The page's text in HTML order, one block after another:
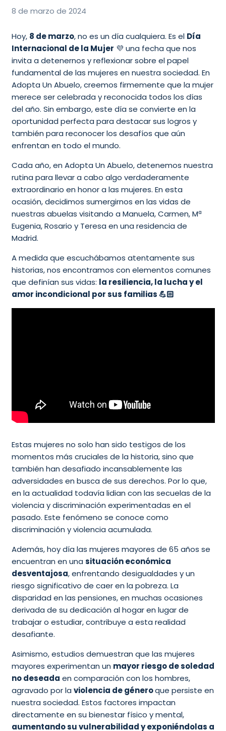
8 de marzo de 2024
Hoy, 8 de marzo, no es un día cualquiera. Es el Día
Internacional de la Mujer 💜 una fecha que nos
invita a detenernos y reflexionar sobre el papel
fundamental de las mujeres en nuestra sociedad. En
Adopta Un Abuelo, creemos firmemente que la mujer
merece ser celebrada y reconocida todos los días
del año. Sin embargo, este día se convierte en la
oportunidad perfecta para destacar sus logros y
también para reconocer los desafíos que aún
enfrentan en todo el mundo.
Cada año, en Adopta Un Abuelo, detenemos nuestra
rutina para llevar a cabo algo verdaderamente
extraordinario en honor a las mujeres. En esta
ocasión, decidimos sumergirnos en las vidas de
nuestras abuelas visitando a Manuela, Carmen, Mª
Eugenia, Rosario y Teresa en una residencia de
Madrid.
A medida que escuchábamos atentamente sus
historias, nos encontramos con elementos comunes
que definían sus vidas: la resiliencia, la lucha y el
amor incondicional por sus familias 💪🏻
Estas mujeres no solo han sido testigos de los
momentos más cruciales de la historia, sino que
también han desafiado incansablemente las
adversidades en busca de sus derechos. Por lo que,
en la actualidad todavía lidian con las secuelas de la
violencia y discriminación experimentadas en el
pasado. Este fenómeno se conoce como
discriminación y violencia acumulada.
Además, hoy día las mujeres mayores de 65 años se
encuentran en una situación económica
desventajosa, enfrentando desigualdades y un
riesgo significativo de caer en la pobreza. La
disparidad en las pensiones, en muchas ocasiones
derivada de su dedicación al hogar en lugar de
trabajar o estudiar, contribuye a esta realidad
desafiante.
Asimismo, estudios demuestran que las mujeres
mayores experimentan un mayor riesgo de soledad
no deseada en comparación con los hombres,
agravado por la violencia de géneroque persiste en
nuestra sociedad. Estos factores impactan
directamente en su bienestar físico y mental,
aumentando su vulnerabilidad y exponiéndolas a